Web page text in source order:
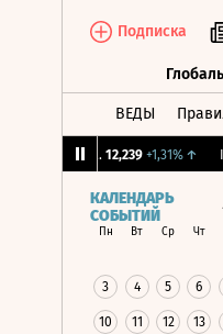
Подписка
ВЕДЫ
12,239 +1,31%↑
КАЛЕНДАРЬ
СОБЫТИЙ
Пн Вт Ср Чт
3 4 5 6
10 11 12 13